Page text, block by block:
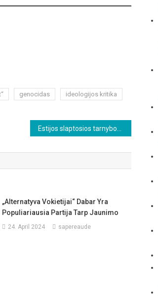
genocidas
ideologijos kritika
„Alternatyva Vokietijai“ Dabar Yra
Populiariausia Partija Tarp Jaunimo
24. April 2024 sapereaude